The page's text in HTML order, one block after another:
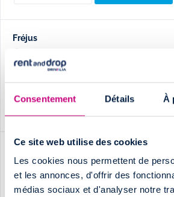
Consentement Détails À
Ce site web utilise des cookies
Les cookies nous permettent de
et les annonces, d'offrir des
médias sociaux et d'analyser notre
Fréjus
83520 Roquebrune-sur-Argens
OLYMPIC LOCATION - Gardanne
13320 Bouc-Bel-Air
0971091078(numéro non surtaxé)